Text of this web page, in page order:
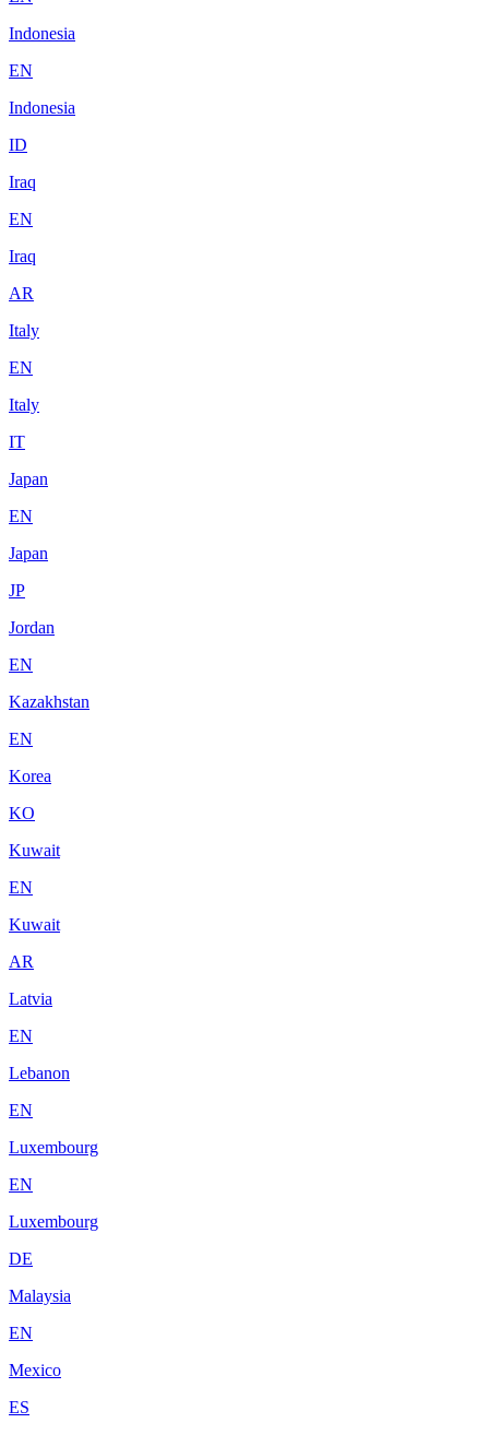
Indonesia
EN
Indonesia
ID
Iraq
EN
Iraq
AR
Italy
EN
Italy
IT
Japan
EN
Japan
JP
Jordan
EN
Kazakhstan
EN
Korea
KO
Kuwait
EN
Kuwait
AR
Latvia
EN
Lebanon
EN
Luxembourg
EN
Luxembourg
DE
Malaysia
EN
Mexico
ES